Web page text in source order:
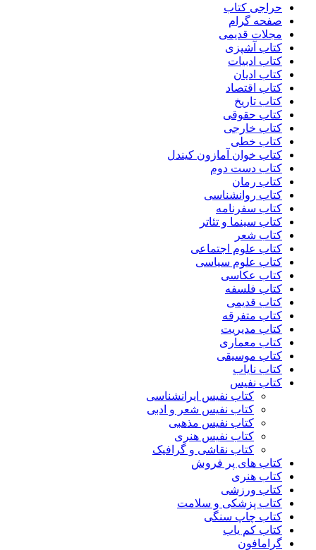
حراجی کتاب
صفحه گرام
مجلات قدیمی
کتاب آشپزی
کتاب ادبیات
کتاب ادیان
کتاب اقتصاد
کتاب تاریخ
کتاب حقوقی
کتاب خارجی
کتاب خطی
کتاب خوان آمازون کیندل
کتاب دست دوم
کتاب رمان
کتاب روانشناسی
کتاب سفرنامه
کتاب سینما و تئاتر
کتاب شعر
کتاب علوم اجتماعی
کتاب علوم سیاسی
کتاب عکاسی
کتاب فلسفه
کتاب قدیمی
کتاب متفرقه
کتاب مدیریت
کتاب معماری
کتاب موسیقی
کتاب نایاب
کتاب نفیس
کتاب نفیس ایرانشناسی
کتاب نفیس شعر و ادبی
کتاب نفیس مذهبی
کتاب نفیس هنری
کتاب نقاشی و گرافیک
کتاب های پر فروش
کتاب هنری
کتاب ورزشی
کتاب پزشکی و سلامت
کتاب چاپ سنگی
کتاب کم یاب
گرامافون